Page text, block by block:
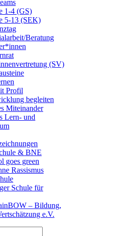
1-4 (GS)
5-13 (SEK)
Beratung
(SV)
Profil
begleiten
Miteinander
Lern- und
& BNE
goes green
Rassismus
Schule für
– Bildung,
e.V.